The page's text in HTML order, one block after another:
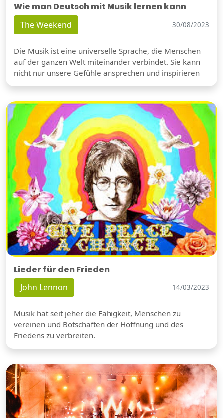
Wie man Deutsch mit Musik lernen kann
The Weekend 30/08/2023
Die Musik ist eine universelle Sprache, die Menschen
auf der ganzen Welt miteinander verbindet. Sie kann
nicht nur unsere Gefühle ansprechen und inspirieren
Lieder für den Frieden
John Lennon 14/03/2023
Musik hat seit jeher die Fähigkeit, Menschen zu
vereinen und Botschaften der Hoffnung und des
Friedens zu verbreiten.